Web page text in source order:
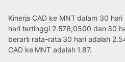
Kinerja CAD ke MNT dalam 30
hari tertinggi 2.576,0500 dan 30
berarti rata-rata 30 hari adalah
CAD ke MNT adalah 1.87.